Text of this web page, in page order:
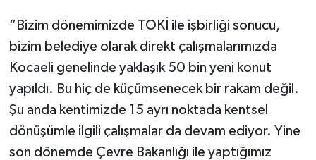
“Bizim dönemimizde TOKİ ile işbirliği sonucu,
bizim belediye olarak direkt çalışmalarımızda
Kocaeli genelinde yaklaşık 50 bin yeni konut
yapıldı. Bu hiç de küçümsenecek bir rakam değil.
Şu anda kentimizde 15 ayrı noktada kentsel
dönüşümle ilgili çalışmalar da devam ediyor. Yine
son dönemde Çevre Bakanlığı ile yaptığımız